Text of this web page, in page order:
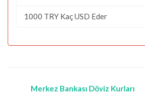
1000 TRY Kaç USD Eder
Merkez Bankası Döviz Kurları